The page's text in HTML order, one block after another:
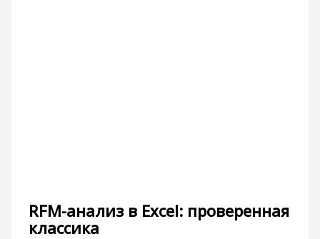
RFM-анализ в Excel: проверенная
классика